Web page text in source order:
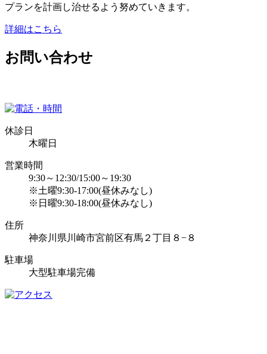
プランを計画し治せるよう努めていきます。
詳細はこちら
お問い合わせ
休診日
木曜日
営業時間
9:30～12:30/15:00～19:30
※土曜9:30-17:00(昼休みなし)
※日曜9:30-18:00(昼休みなし)
住所
神奈川県川崎市宮前区有馬２丁目８−８
駐車場
大型駐車場完備